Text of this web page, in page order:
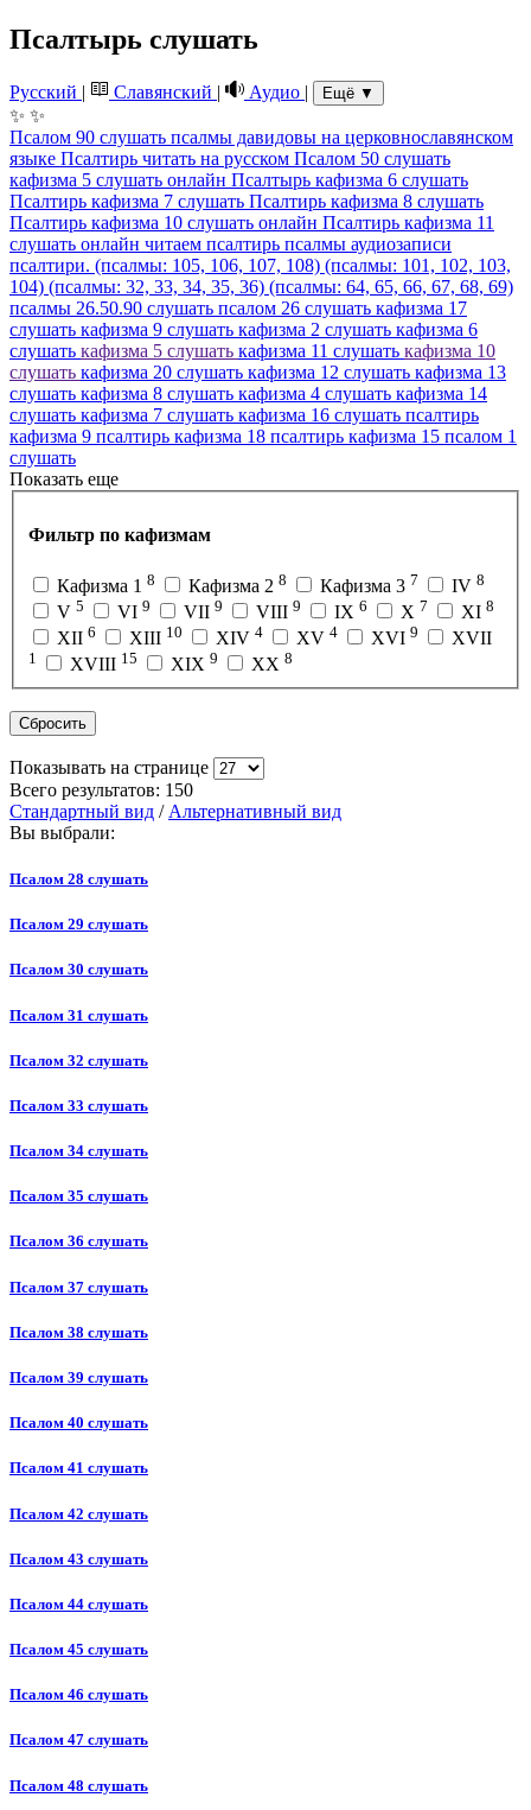
Псалтырь слушать
Русский | Славянский | Аудио | Ещё ▼
✨ ✨
Псалом 90 слушать псалмы давидовы на церковнославянском
языке Псалтирь читать на русском Псалом 50 слушать
кафизма 5 слушать онлайн Псалтырь кафизма 6 слушать
Псалтирь кафизма 7 слушать Псалтирь кафизма 8 слушать
Псалтирь кафизма 10 слушать онлайн Псалтирь кафизма 11
слушать онлайн читаем псалтирь псалмы аудиозаписи
псалтири. (псалмы: 105, 106, 107, 108) (псалмы: 101, 102, 103,
104) (псалмы: 32, 33, 34, 35, 36) (псалмы: 64, 65, 66, 67, 68, 69)
псалмы 26.50.90 слушать псалом 26 слушать кафизма 17
слушать кафизма 9 слушать кафизма 2 слушать кафизма 6
слушать кафизма 5 слушать кафизма 11 слушать кафизма 10
слушать кафизма 20 слушать кафизма 12 слушать кафизма 13
слушать кафизма 8 слушать кафизма 4 слушать кафизма 14
слушать кафизма 7 слушать кафизма 16 слушать псалтирь
кафизма 9 псалтирь кафизма 18 псалтирь кафизма 15 псалом 1
слушать
Показать еще
Фильтр по кафизмам
Кафизма 1 8 Кафизма 2 8 Кафизма 3 7 IV 8
V 5 VI 9 VII 9 VIII 9 IX 6 X 7 XI 8
XII 6 XIII 10 XIV 4 XV 4 XVI 9 XVII
1 XVIII 15 XIX 9 XX 8
Сбросить
Показывать на странице
Всего результатов: 150
Стандартный вид / Альтернативный вид
Вы выбрали:
Псалом 28 слушать
Псалом 29 слушать
Псалом 30 слушать
Псалом 31 слушать
Псалом 32 слушать
Псалом 33 слушать
Псалом 34 слушать
Псалом 35 слушать
Псалом 36 слушать
Псалом 37 слушать
Псалом 38 слушать
Псалом 39 слушать
Псалом 40 слушать
Псалом 41 слушать
Псалом 42 слушать
Псалом 43 слушать
Псалом 44 слушать
Псалом 45 слушать
Псалом 46 слушать
Псалом 47 слушать
Псалом 48 слушать